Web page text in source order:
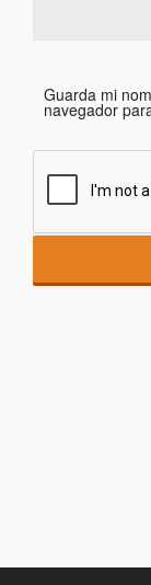
Guarda mi
navegador